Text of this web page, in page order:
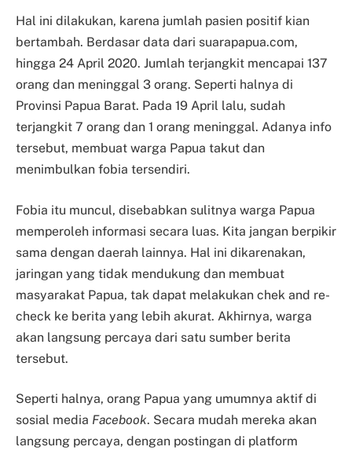
Hal ini dilakukan, karena jumlah pasien positif kian
bertambah. Berdasar data dari suarapapua.com,
hingga 24 April 2020. Jumlah terjangkit mencapai 137
orang dan meninggal 3 orang. Seperti halnya di
Provinsi Papua Barat. Pada 19 April lalu, sudah
terjangkit 7 orang dan 1 orang meninggal. Adanya info
tersebut, membuat warga Papua takut dan
menimbulkan fobia tersendiri.
Fobia itu muncul, disebabkan sulitnya warga Papua
memperoleh informasi secara luas. Kita jangan berpikir
sama dengan daerah lainnya. Hal ini dikarenakan,
jaringan yang tidak mendukung dan membuat
masyarakat Papua, tak dapat melakukan chek and re-
check ke berita yang lebih akurat. Akhirnya, warga
akan langsung percaya dari satu sumber berita
tersebut.
Seperti halnya, orang Papua yang umumnya aktif di
sosial media Facebook. Secara mudah mereka akan
langsung percaya, dengan postingan di platform